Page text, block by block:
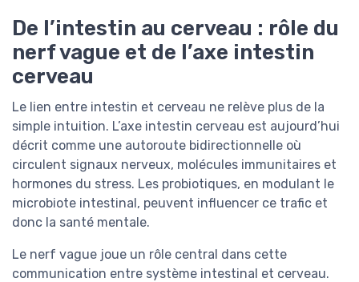
De l’intestin au cerveau : rôle du
nerf vague et de l’axe intestin
cerveau
Le lien entre intestin et cerveau ne relève plus de la
simple intuition. L’axe intestin cerveau est aujourd’hui
décrit comme une autoroute bidirectionnelle où
circulent signaux nerveux, molécules immunitaires et
hormones du stress. Les probiotiques, en modulant le
microbiote intestinal, peuvent influencer ce trafic et
donc la santé mentale.
Le nerf vague joue un rôle central dans cette
communication entre système intestinal et cerveau.